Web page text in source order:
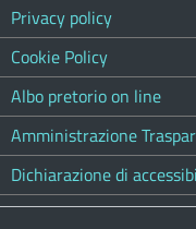
Privacy policy
Cookie Policy
Albo pretorio on line
Amministrazione
Dichiarazione di